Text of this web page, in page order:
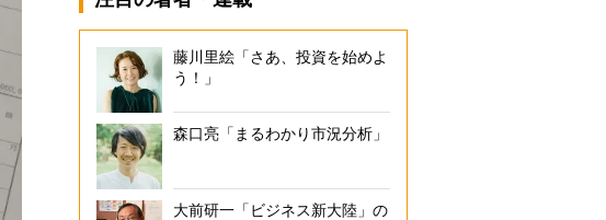
藤川里絵「さあ、投資を始めよ
う！」
森口亮「まるわかり市況分析」
大前研一「ビジネス新大陸」の